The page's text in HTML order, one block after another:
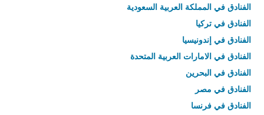
الفنادق في المملكة العربية السعودية
الفنادق في تركيا
الفنادق في إندونيسيا
الفنادق في الامارات العربية المتحدة
الفنادق في البحرين
الفنادق في مصر
الفنادق في فرنسا